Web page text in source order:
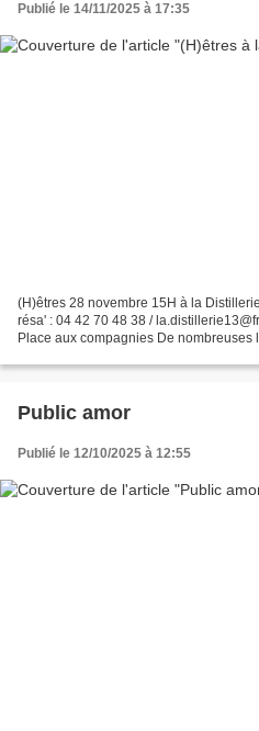
Publié le 14/11/2025 à 17:35
(H)êtres 28 novembre 15H à la
résa' : 04 42 70 48 38 /
Place aux compagnies De nombreuses
Public amor
Publié le 12/10/2025 à 12:55